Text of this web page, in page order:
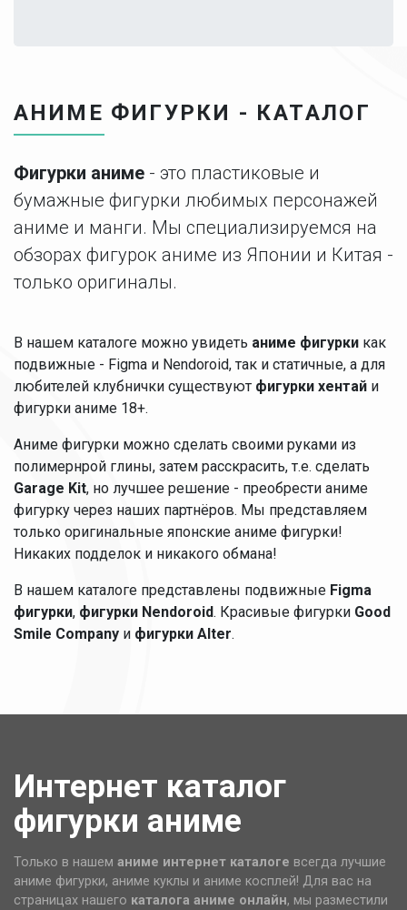
АНИМЕ ФИГУРКИ - КАТАЛОГ
Фигурки аниме - это пластиковые и
бумажные фигурки любимых персонажей
аниме и манги. Мы специализируемся на
обзорах фигурок аниме из Японии и Китая -
только оригиналы.
В нашем каталоге можно увидеть аниме фигурки как
подвижные - Figma и Nendoroid, так и статичные, а для
любителей клубнички существуют фигурки хентай и
фигурки аниме 18+.
Аниме фигурки можно сделать своими руками из
полимернрой глины, затем расскрасить, т.е. сделать
Garage Kit, но лучшее решение - преобрести аниме
фигурку через наших партнёров. Мы представляем
только оригинальные японские аниме фигурки!
Никаких подделок и никакого обмана!
В нашем каталоге представлены подвижные Figma
фигурки, фигурки Nendoroid. Красивые фигурки Good
Smile Company и фигурки Alter.
Интернет каталог
фигурки аниме
Только в нашем аниме интернет каталоге всегда лучшие
аниме фигурки, аниме куклы и аниме косплей! Для вас на
страницах нашего каталога аниме онлайн, мы разместили